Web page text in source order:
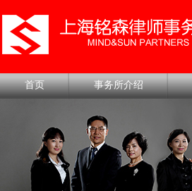
首页 事务所介绍